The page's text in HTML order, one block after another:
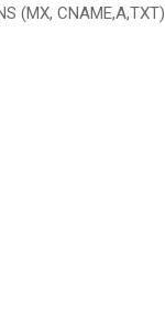
(MX, CNAME,A,TXT)